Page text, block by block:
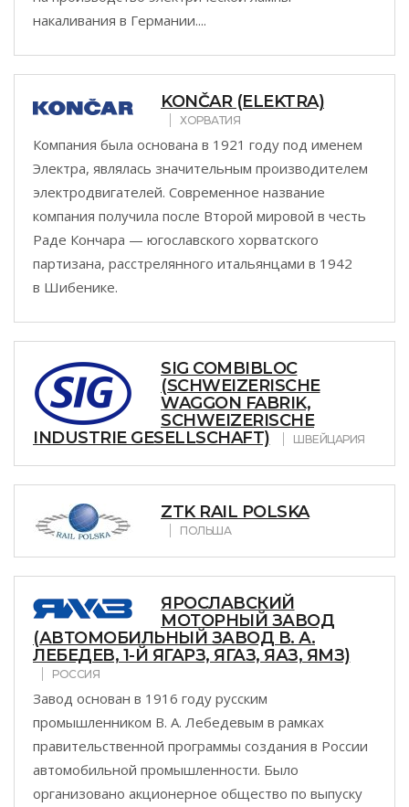
накаливания в Германии....
KONČAR (ELEKTRA)
ХОРВАТИЯ
Компания была основана в 1921 году под именем
Электра, являлась значительным производителем
электродвигателей. Современное название
компания получила после Второй мировой в честь
Раде Кончара — югославского хорватского
партизана, расстрелянного итальянцами в 1942
в Шибенике.
SIG COMBIBLOC
(SCHWEIZERISCHE
WAGGON FABRIK,
SCHWEIZERISCHE
INDUSTRIE GESELLSCHAFT)
ШВЕЙЦАРИЯ
ZTK RAIL POLSKA
ПОЛЬША
ЯРОСЛАВСКИЙ
МОТОРНЫЙ ЗАВОД
(АВТОМОБИЛЬНЫЙ ЗАВОД В. А.
ЛЕБЕДЕВ, 1-Й ЯГАРЗ, ЯГАЗ, ЯАЗ, ЯМЗ)
РОССИЯ
Завод основан в 1916 году русским
промышленником В. А. Лебедевым в рамках
правительственной программы создания в России
автомобильной промышленности. Было
организовано акционерное общество по выпуску